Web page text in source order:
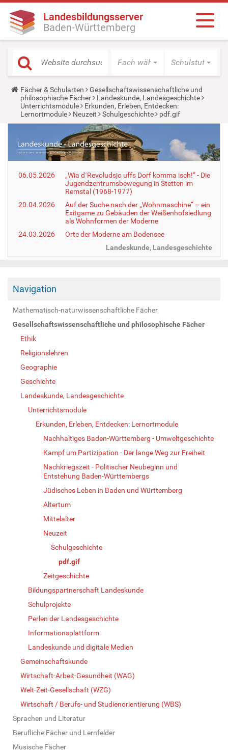
Landesbildungsserver
Baden-Württemberg
Fach wählen Schulstufe
Y
o
u
a
r
e
r
e
Fächer & Schularten
Gesellschaftswissenschaftliche und
philosophische Fächer
Landeskunde, Landesgeschichte
Unterrichtsmodule
Erkunden, Erleben, Entdecken:
Lernortmodule
Neuzeit Schulgeschichte pdf.gif
06.05.2026
„Wia d´Revoludsjo uffs Dorf komma isch!“ - Die
Jugendzentrumsbewegung in Stetten im
Remstal (1968-1977)
20.04.2026
Auf der Suche nach der „Wohnmaschine“ – ein
Exitgame zu Gebäuden der Weißenhofsiedlung
als Wohnformen der Moderne
24.03.2026
Orte der Moderne am Bodensee
Landeskunde, Landesgeschichte
Navigation
Mathematisch-naturwissenschaftliche Fächer
Gesellschaftswissenschaftliche und philosophische Fächer
Ethik
Religionslehren
Geographie
Geschichte
Landeskunde, Landesgeschichte
Unterrichtsmodule
Erkunden, Erleben, Entdecken: Lernortmodule
Nachhaltiges Baden-Württemberg - Umweltgeschichte
Kampf um Partizipation - Der lange Weg zur Freiheit
Nachkriegszeit - Politischer Neubeginn und
Entstehung Baden-Württembergs
Jüdisches Leben in Baden und Württemberg
Altertum
Mittelalter
Neuzeit
Schulgeschichte
pdf.gif
Zeitgeschichte
Bildungspartnerschaft Landeskunde
Schulprojekte
Perlen der Landesgeschichte
Informationsplattform
Landeskunde und digitale Medien
Gemeinschaftskunde
Wirtschaft-Arbeit-Gesundheit (WAG)
Welt-Zeit-Gesellschaft (WZG)
Wirtschaft / Berufs- und Studienorientierung (WBS)
Sprachen und Literatur
Berufliche Fächer und Lernfelder
Musische Fächer